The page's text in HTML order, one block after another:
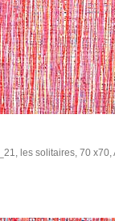
les solitaires, 70